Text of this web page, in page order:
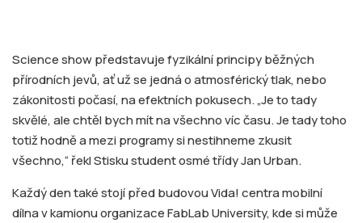
Science show představuje fyzikální principy běžných
přírodních jevů, ať už se jedná o atmosférický tlak, nebo
zákonitosti počasí, na efektních pokusech. „Je to tady
skvělé, ale chtěl bych mít na všechno víc času. Je tady toho
totiž hodně a mezi programy si nestihneme zkusit
všechno,“ řekl Stisku student osmé třídy Jan Urban.
Každý den také stojí před budovou Vida! centra mobilní
dílna v kamionu organizace FabLab University, kde si může